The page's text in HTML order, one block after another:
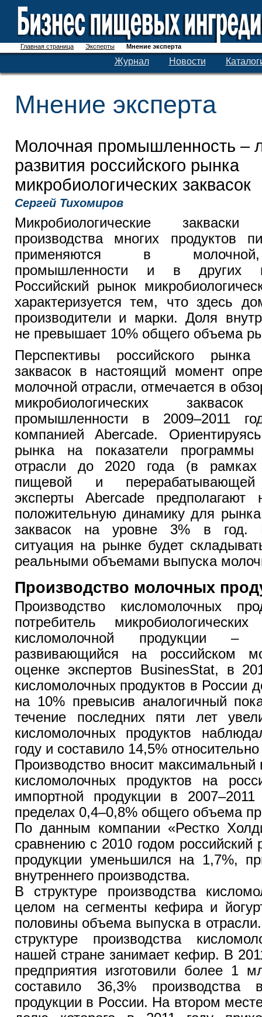
Главная страница Эксперты Мнение эксперта
Журнал Новости
Мнение эксперта
Молочная промышленность –
развития российского рынка
микробиологических заквасок
Сергей Тихомиров
Микробиологические
производства многих продуктов
применяются в молочной,
промышленности и в других
Российский рынок
характеризуется тем, что здесь
производители и марки. Доля
не превышает 10% общего объема
Перспективы российского рынка
заквасок в настоящий момент
молочной отрасли, отмечается в
микробиологических
промышленности в 2009–2011
компанией Abercade.
рынка на показатели программы
отрасли до 2020 года (в рамках
пищевой и перерабатывающей
эксперты Abercade
положительную динамику для рынка
заквасок на уровне 3% в год. В
ситуация на рынке будет
реальными объемами выпуска
Производство молочных
Производство кисломолочных
потребитель
кисломолочной продукции –
развивающийся на российском
оценке экспертов BusinesStat, в
кисломолочных продуктов в России
на 10% превысив аналогичный
течение последних пяти лет
кисломолочных продуктов
году и составило 14,5%
Производство вносит
кисломолочных продуктов на
импортной продукции в
пределах 0,4–0,8% общего объема
По данным компании «Рестко
сравнению с 2010 годом российский
продукции уменьшился на 1,7%,
внутреннего производства.
В структуре производства
целом на сегменты кефира и
половины объема выпуска в
структуре производства
нашей стране занимает кефир. В
предприятия изготовили более 1
составило 36,3% производства
продукции в России. На втором